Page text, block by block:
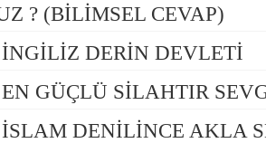
? (BİLİMSEL CEVAP)
İNGİLİZ DERİN DEVLETİ
EN GÜÇLÜ SİLAHTIR
İSLAM DENİLİNCE AKLA